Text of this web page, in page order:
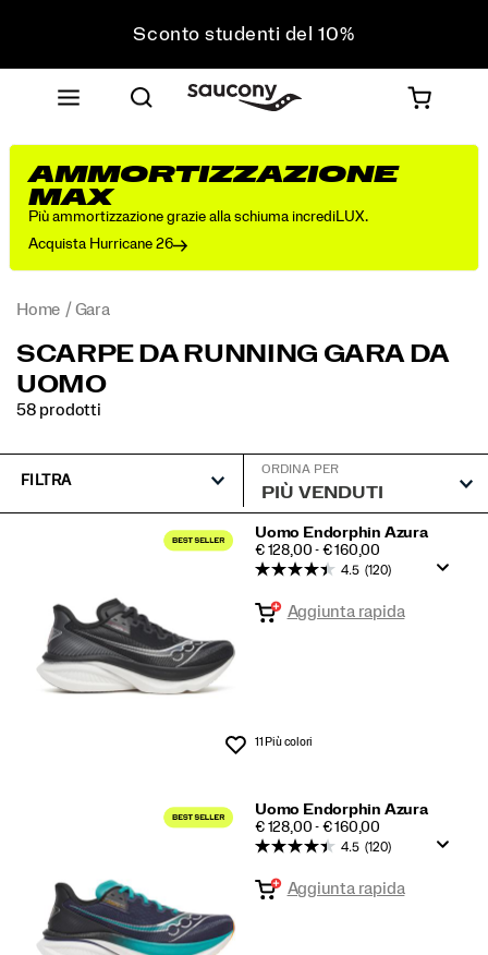
Sconto studenti del 10%
acquisto
Spedizione gratuita sugli ordini superiori a 75 €
Resi gratuiti su tutti gli ordini
Sconto studenti del 10%
AMMORTIZZAZIONE
MAX
Più ammortizzazione grazie alla schiuma incrediLUX.
Acquista Hurricane 26
Home Gara
SCARPE DA RUNNING GARA DA
UOMO
58 prodotti
FILTRA
ORDINA PER
piano
Uomo Endorphin Azura
PRICE
€ 128,00 - € 160,00
Lista dei desideri
4.5 (120)
Aggiunta rapida
11 Più colori
Uomo Endorphin Azura
PRICE
€ 128,00 - € 160,00
4.5 (120)
Aggiunta rapida